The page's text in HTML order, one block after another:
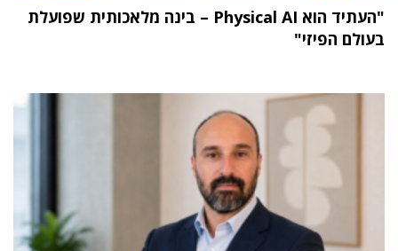
"העתיד הוא Physical AI – בינה מלאכותית שפועלת
בעולם הפיזי"